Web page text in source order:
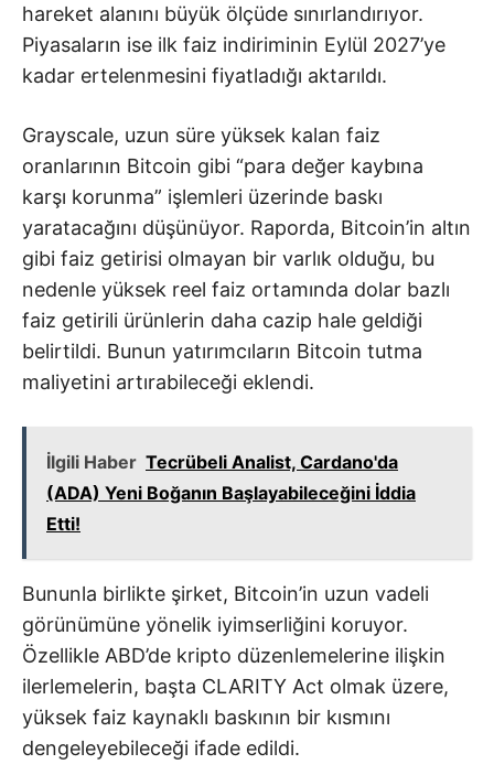
hareket alanını büyük ölçüde sınırlandırıyor.
Piyasaların ise ilk faiz indiriminin Eylül 2027’ye
kadar ertelenmesini fiyatladığı aktarıldı.
Grayscale, uzun süre yüksek kalan faiz
oranlarının Bitcoin gibi “para değer kaybına
karşı korunma” işlemleri üzerinde baskı
yaratacağını düşünüyor. Raporda, Bitcoin’in altın
gibi faiz getirisi olmayan bir varlık olduğu, bu
nedenle yüksek reel faiz ortamında dolar bazlı
faiz getirili ürünlerin daha cazip hale geldiği
belirtildi. Bunun yatırımcıların Bitcoin tutma
maliyetini artırabileceği eklendi.
İlgili Haber Tecrübeli Analist, Cardano'da
(ADA) Yeni Boğanın Başlayabileceğini İddia
Etti!
Bununla birlikte şirket, Bitcoin’in uzun vadeli
görünümüne yönelik iyimserliğini koruyor.
Özellikle ABD’de kripto düzenlemelerine ilişkin
ilerlemelerin, başta CLARITY Act olmak üzere,
yüksek faiz kaynaklı baskının bir kısmını
dengeleyebileceği ifade edildi.